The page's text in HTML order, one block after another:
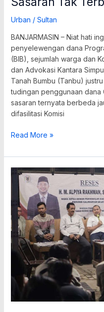
Urban / Sultan
BANJARMASIN – Niat hati
penyelewengan dana
(BIB), sejumlah warga dan
dan Advokasi Kantara
Tanah Bumbu (Tanbu)
tudingan penggunaan dana
sasaran ternyata berbeda
difasilitasi Komisi
Read More »
Alpiya
Rakhman
Akhiri
Reses
dengan
Komitmen
Perjuangkan
Pemekaran
Kambatang